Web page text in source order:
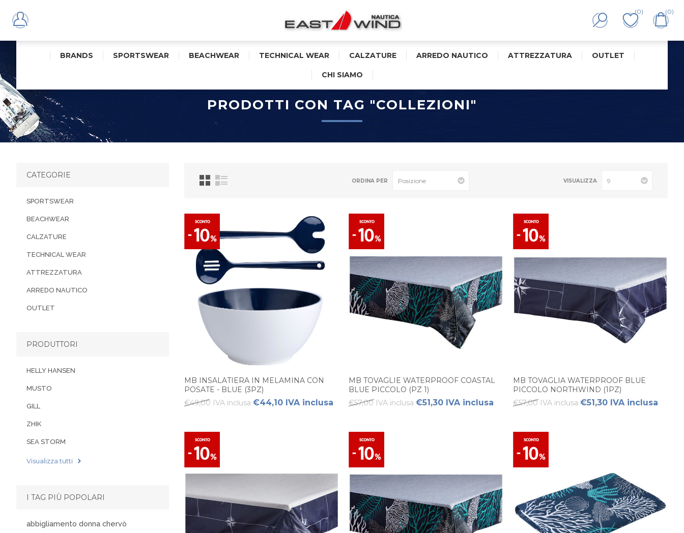
(0) (0)
BRANDS SPORTSWEAR BEACHWEAR TECHNICAL WEAR CALZATURE ARREDO NAUTICO ATTREZZATURA OUTLET
CHI SIAMO
PRODOTTI CON TAG "COLLEZIONI"
ORDINA PER VISUALIZZA
MB INSALATIERA IN MELAMINA CON
POSATE - BLUE (3PZ)
€49,00 IVA inclusa €44,10 IVA inclusa
MB TOVAGLIE WATERPROOF COASTAL
BLUE PICCOLO (PZ 1)
€57,00 IVA inclusa €51,30 IVA inclusa
MB TOVAGLIA WATERPROOF BLUE
PICCOLO NORTHWIND (1PZ)
€57,00 IVA inclusa €51,30 IVA inclusa
CATEGORIE
SPORTSWEAR
BEACHWEAR
CALZATURE
TECHNICAL WEAR
ATTREZZATURA
ARREDO NAUTICO
OUTLET
PRODUTTORI
HELLY HANSEN
MUSTO
GILL
ZHIK
SEA STORM
Visualizza tutti
I TAG PIÙ POPOLARI
abbigliamento donna chervò